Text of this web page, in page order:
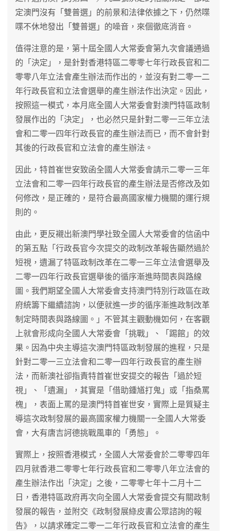
定澳門沒有「雙普選」的前景和法律依據之下，仍然喋
喋不休地發出「雙普選」的噪音，來個徹底消音。
值得注意的是，第十屆全國人大常委會第九次會議通過
的「決定」，是針對香港特區二零零七年行政長官和二
零零八年立法會產生辦法而作出的，並沒有對二零一二
年行政長官和立法會選舉的產生辦法作出決定。因此，
按照這一模式，本月底全國人大常委會對澳門特區政制
發展作出的「決定」，也必然只是針對二零一三年立法
會和二零一四年行政長官的產生辦法而已，而不會針對
其後的行政長官和立法會的產生辦法。
因此，特首崔世安致函全國人大常委會請示二零一三年
立法會和二零一四年行政長官的產生辦法是否修改及如
何修改，是正確的，是符合最高國家權力機關的運行規
則的。
由此，更反襯出新澳門學社致全國人大常委會的信函中
的第五點「行政長官今次提交的政制改革報告顯然過於
短視，遺漏了特區政制改革在二零一三年立法會選舉及
二零一四年行政長官選舉後的循序漸進時間表與路線
圖。我們期望全國人大常委會支持澳門特別行政區在政
府統籌下繼續諮詢，以便就進一步的循序漸進政制改革
制定時間表與路線圖。」不管其主觀動機如何，在客觀
上就會形成向全國人大常委會「挑戰」、「踢館」的效
果。因為中央主導這次澳門特區政制發展的進程，只是
針對二零一三立法會和二零一四年行政長官的產生辦
法，而新澳社卻指責特首崔世安提交的報告「過於短
視」、「遺漏」，其實是「借助鍾馗打鬼」或「指桑罵
槐」，表面上罵的是澳門特首崔世安，實際上是質疑主
導這次政制發展的最高國家權力機關——全國人大常委
會，大有唐吉訶德挑戰風車的「勇態」。
實際上，按照香港模式，全國人大常委會於二零零四年
四月就香港二零零七年行政長官和二零零八年立法會的
產生辦法作出「決定」之後，二零零七年十二月十二
日，香港特區政府再次向全國人大常委會提交有關政制
發展的報告，並附交《政制發展綠皮書公眾諮詢的報
告》，以請求確定二零一二年行政長官和立法會的產生